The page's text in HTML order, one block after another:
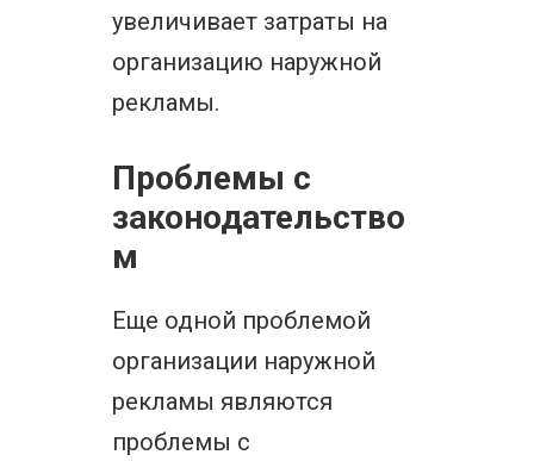
увеличивает затраты на
организацию наружной
рекламы.
Проблемы с
законодательство
м
Еще одной проблемой
организации наружной
рекламы являются
проблемы с